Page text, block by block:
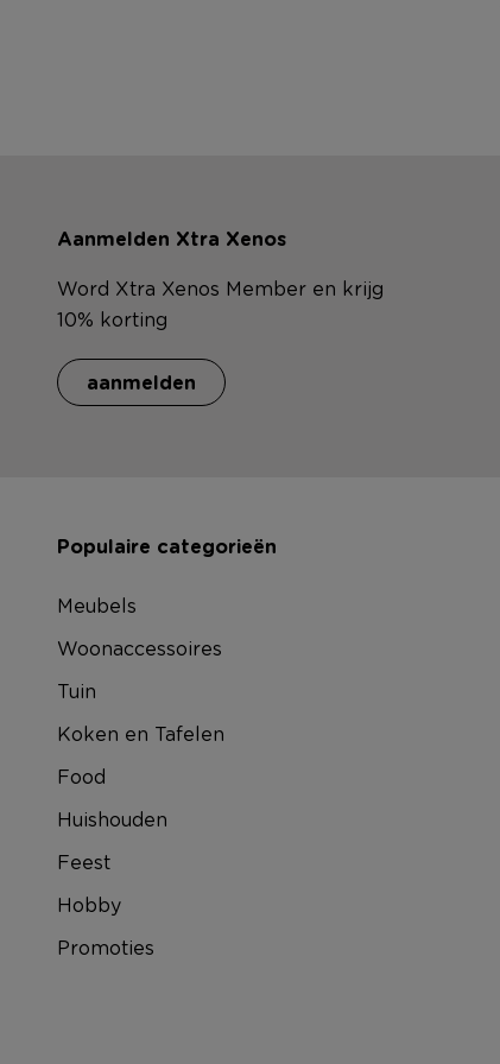
Aanmelden Xtra Xenos
Word Xtra Xenos Member en krijg
10% korting
aanmelden
Populaire categorieën
Meubels
Woonaccessoires
Tuin
Koken en Tafelen
Food
Huishouden
Feest
Hobby
Promoties